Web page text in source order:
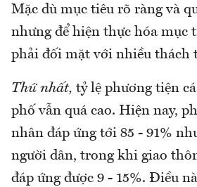
Mặc dù mục tiêu rõ ràng và
nhưng để hiện thực hóa mục
phải đối mặt với nhiều thách
Thứ nhất, tỷ lệ phương tiện
phố vẫn quá cao. Hiện nay,
nhân đáp ứng tới 85 - 91%
người dân, trong khi giao
đáp ứng được 9 - 15%. Điều